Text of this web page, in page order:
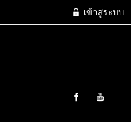
เข้าสู่ระบบ